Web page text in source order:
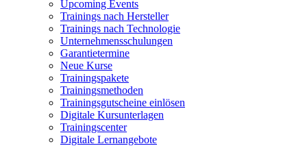
Upcoming Events
Trainings nach Hersteller
Trainings nach Technologie
Unternehmensschulungen
Garantietermine
Neue Kurse
Trainingspakete
Trainingsmethoden
Trainingsgutscheine einlösen
Digitale Kursunterlagen
Trainingscenter
Digitale Lernangebote